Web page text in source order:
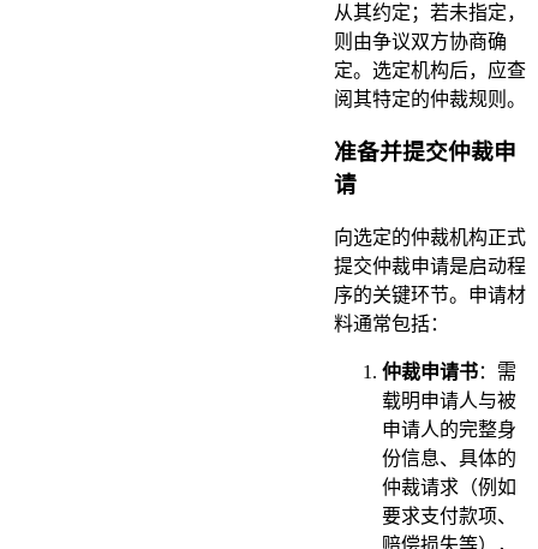
从其约定；若未指定，
则由争议双方协商确
定。选定机构后，应查
阅其特定的仲裁规则。
准备并提交仲裁申
请
向选定的仲裁机构正式
提交仲裁申请是启动程
序的关键环节。申请材
料通常包括：
仲裁申请书：需
载明申请人与被
申请人的完整身
份信息、具体的
仲裁请求（例如
要求支付款项、